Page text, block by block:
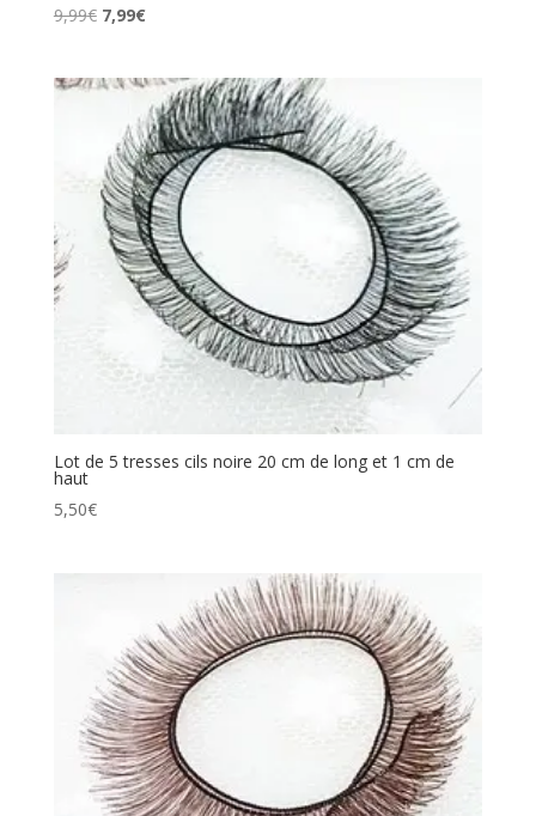
9,99€ Le
était :
9,99€.
7,99€Le
est :
7,99€.
Lot de 5 tresses cils noire 20 cm de long et 1 cm de
haut
5,50€